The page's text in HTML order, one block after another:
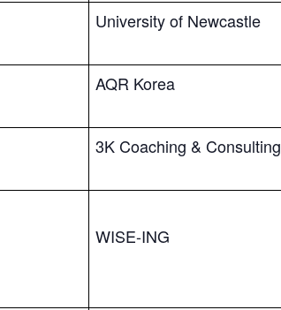
University of Newcastle
AQR Korea
3K Coaching & Consulting
WISE-ING